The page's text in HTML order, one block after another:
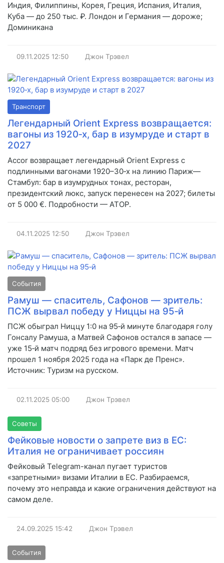
Индия, Филиппины, Корея, Греция, Испания, Италия,
Куба — до 250 тыс. ₽. Лондон и Германия — дороже;
Доминикана
09.11.2025 12:50 Джон Трэвел
Транспорт
Легендарный Orient Express возвращается:
вагоны из 1920‑х, бар в изумруде и старт в
2027
Accor возвращает легендарный Orient Express с
подлинными вагонами 1920–30‑х на линию Париж—
Стамбул: бар в изумрудных тонах, ресторан,
президентский люкс, запуск перенесен на 2027; билеты
от 5 000 €. Подробности — АТОР.
04.11.2025 12:50 Джон Трэвел
События
Рамуш — спаситель, Сафонов — зритель:
ПСЖ вырвал победу у Ниццы на 95‑й
ПСЖ обыграл Ниццу 1:0 на 95‑й минуте благодаря голу
Гонсалу Рамуша, а Матвей Сафонов остался в запасе —
уже 15‑й матч подряд без игрового времени. Матч
прошел 1 ноября 2025 года на «Парк де Пренс».
Источник: Туризм на русском.
02.11.2025 05:00 Джон Трэвел
Советы
Фейковые новости о запрете виз в ЕС:
Италия не ограничивает россиян
Фейковый Telegram-канал пугает туристов
«запретными» визами Италии в ЕС. Разбираемся,
почему это неправда и какие ограничения действуют на
самом деле.
24.09.2025 15:42 Джон Трэвел
События